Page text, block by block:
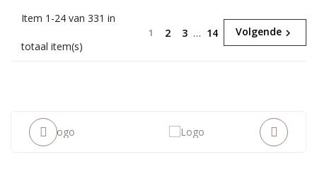
Item 1-24 van 331 in
totaal item(s)
1 2 3 … 14 Volgende 